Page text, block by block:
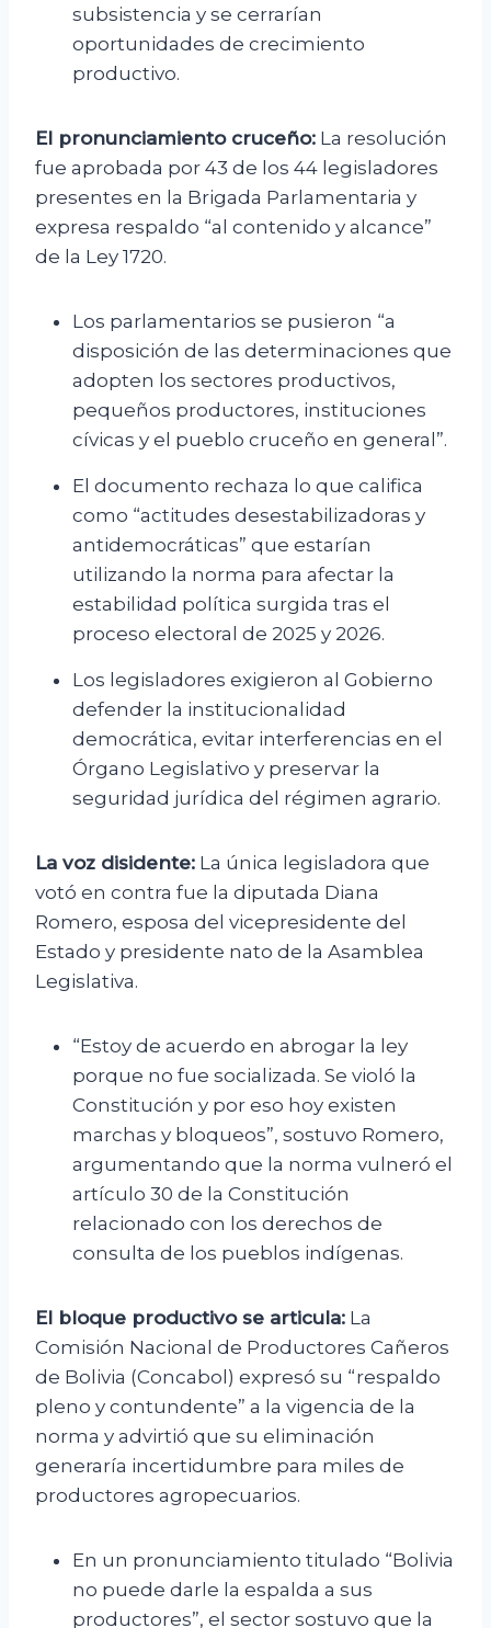
subsistencia y se cerrarían
oportunidades de crecimiento
productivo.
El pronunciamiento cruceño: La resolución
fue aprobada por 43 de los 44 legisladores
presentes en la Brigada Parlamentaria y
expresa respaldo “al contenido y alcance”
de la Ley 1720.
Los parlamentarios se pusieron “a
disposición de las determinaciones que
adopten los sectores productivos,
pequeños productores, instituciones
cívicas y el pueblo cruceño en general”.
El documento rechaza lo que califica
como “actitudes desestabilizadoras y
antidemocráticas” que estarían
utilizando la norma para afectar la
estabilidad política surgida tras el
proceso electoral de 2025 y 2026.
Los legisladores exigieron al Gobierno
defender la institucionalidad
democrática, evitar interferencias en el
Órgano Legislativo y preservar la
seguridad jurídica del régimen agrario.
La voz disidente: La única legisladora que
votó en contra fue la diputada Diana
Romero, esposa del vicepresidente del
Estado y presidente nato de la Asamblea
Legislativa.
“Estoy de acuerdo en abrogar la ley
porque no fue socializada. Se violó la
Constitución y por eso hoy existen
marchas y bloqueos”, sostuvo Romero,
argumentando que la norma vulneró el
artículo 30 de la Constitución
relacionado con los derechos de
consulta de los pueblos indígenas.
El bloque productivo se articula: La
Comisión Nacional de Productores Cañeros
de Bolivia (Concabol) expresó su “respaldo
pleno y contundente” a la vigencia de la
norma y advirtió que su eliminación
generaría incertidumbre para miles de
productores agropecuarios.
En un pronunciamiento titulado “Bolivia
no puede darle la espalda a sus
productores”, el sector sostuvo que la